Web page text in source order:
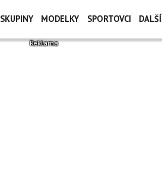
SKUPINY MODELKY SPORTOVCI DALŠÍ